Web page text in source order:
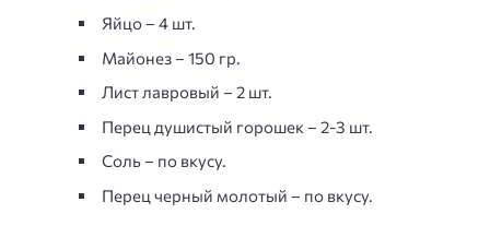
Яйцо – 4 шт.
Майонез – 150 гр.
Лист лавровый – 2 шт.
Перец душистый горошек – 2-3 шт.
Соль – по вкусу.
Перец черный молотый – по вкусу.